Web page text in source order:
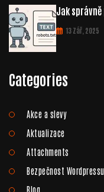
Jak
13 Zář, 2025
Categories
Akce a slevy
Aktualizace
Attachments
Bezpečnost Wordpressu
Blog